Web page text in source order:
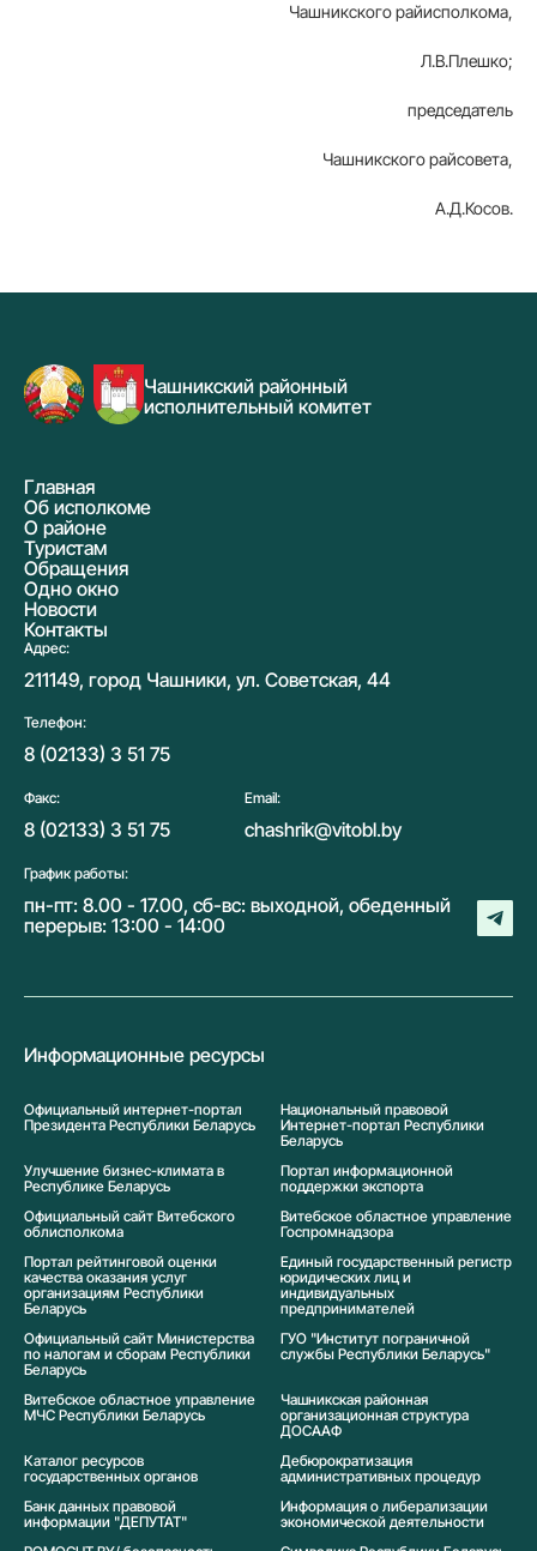
Чашникского райисполкома,
Л.В.Плешко;
председатель
Чашникского райсовета,
А.Д.Косов.
Чашникский районный
исполнительный комитет
Главная
Об исполкоме
О районе
Туристам
Обращения
Одно окно
Новости
Контакты
Адрес:
211149, город Чашники, ул. Советская, 44
Телефон:
8 (02133) 3 51 75
Факс:
8 (02133) 3 51 75
Email:
chashrik@vitobl.by
График работы:
пн-пт: 8.00 - 17.00, сб-вс: выходной, обеденный
перерыв: 13:00 - 14:00
Информационные ресурсы
Официальный интернет-портал
Президента Республики Беларусь
Национальный правовой
Интернет-портал Республики
Беларусь
Улучшение бизнес-климата в
Республике Беларусь
Портал информационной
поддержки экспорта
Официальный сайт Витебского
облисполкома
Витебское областное управление
Госпромнадзора
Портал рейтинговой оценки
качества оказания услуг
организациям Республики
Беларусь
Единый государственный регистр
юридических лиц и
индивидуальных
предпринимателей
Официальный сайт Министерства
по налогам и сборам Республики
Беларусь
ГУО "Институт пограничной
службы Республики Беларусь"
Витебское областное управление
МЧС Республики Беларусь
Чашникская районная
организационная структура
ДОСААФ
Каталог ресурсов
государственных органов
Дебюрократизация
административных процедур
Банк данных правовой
информации "ДЕПУТАТ"
Информация о либерализации
экономической деятельности